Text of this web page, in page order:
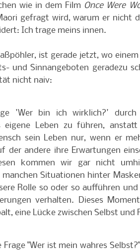
wie in dem Film Once Were
gefragt wird, warum er nicht
Ich trage meins innen.
ist gerade jetzt, wo einem
und Sinnangeboten geradezu
nicht naiv:
'Wer bin ich wirklich?' durch
eigene Leben zu führen,
sein Leben nur, wenn er
der andere ihre Erwartungen
kommen wir gar nicht
manchen Situationen hinter
Rolle so oder so aufführen und
verhalten. Dieses
eine Lücke zwischen Selbst und
"Wer ist mein wahres